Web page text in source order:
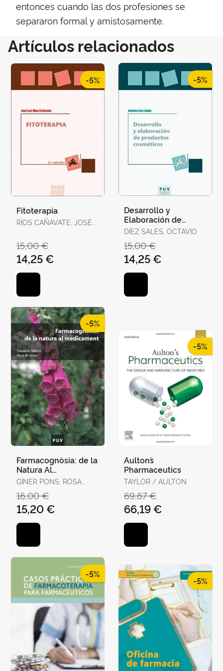
entonces cuando las dos profesiones se
separaron formal y amistosamente.
Artículos relacionados
-5%
Fitoterapia
RÍOS CAÑAVATE, JOSÉ
15,00 €
14,25 €
-5%
Desarrollo y
Elaboración de
Productos
Cosméticos
DÍEZ SALES, OCTAVIO
15,00 €
14,25 €
-5%
Farmacognòsia: de la
Natura Al
Medicament
GINER PONS, ROSA
SALVADOR
16,00 €
15,20 €
-5%
Aulton´s
Pharmaceutics
TAYLOR / AULTON
69,67 €
66,19 €
-5%
-5%